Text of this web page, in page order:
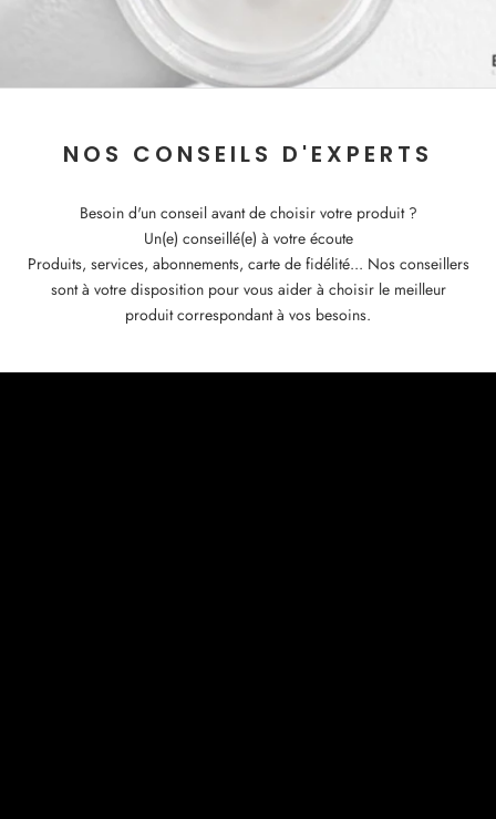
NOS CONSEILS D'EXPERTS
Besoin d'un conseil avant de choisir votre produit ?
Un(e) conseillé(e) à votre écoute
Produits, services, abonnements, carte de fidélité... Nos conseillers
sont à votre disposition pour vous aider à choisir le meilleur
produit correspondant à vos besoins.